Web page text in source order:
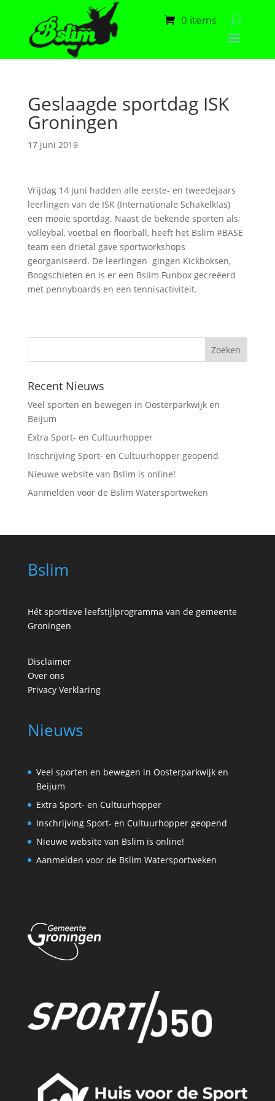
0 items
Geslaagde sportdag ISK
Groningen
17 juni 2019
Vrijdag 14 juni hadden alle eerste- en tweedejaars
leerlingen van de ISK (Internationale Schakelklas)
een mooie sportdag. Naast de bekende sporten als;
volleybal, voetbal en floorball, heeft het Bslim #BASE
team een drietal gave sportworkshops
georganiseerd. De leerlingen gingen Kickboksen,
Boogschieten en is er een Bslim Funbox gecreëerd
met pennyboards en een tennisactiviteit.
Recent Nieuws
Veel sporten en bewegen in Oosterparkwijk en
Beijum
Extra Sport- en Cultuurhopper
Inschrijving Sport- en Cultuurhopper geopend
Nieuwe website van Bslim is online!
Aanmelden voor de Bslim Watersportweken
Bslim
Hét sportieve leefstijlprogramma van de gemeente
Groningen
Disclaimer
Over ons
Privacy Verklaring
Nieuws
Veel sporten en bewegen in Oosterparkwijk en
Beijum
Extra Sport- en Cultuurhopper
Inschrijving Sport- en Cultuurhopper geopend
Nieuwe website van Bslim is online!
Aanmelden voor de Bslim Watersportweken